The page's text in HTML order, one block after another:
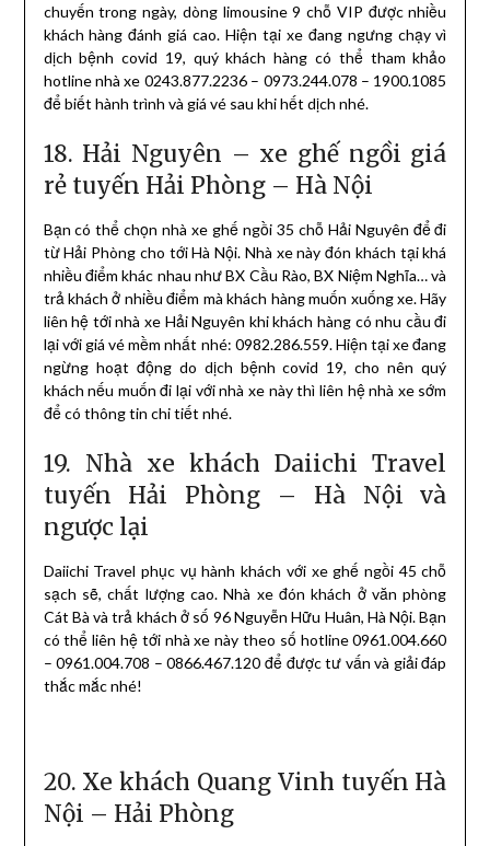
chuyến trong ngày, dòng limousine 9 chỗ VIP được nhiều
khách hàng đánh giá cao. Hiện tại xe đang ngưng chạy vì
dịch bệnh covid 19, quý khách hàng có thể tham khảo
hotline nhà xe 0243.877.2236 – 0973.244.078 – 1900.1085
để biết hành trình và giá vé sau khi hết dịch nhé.
18. Hải Nguyên – xe ghế ngồi giá
rẻ tuyến Hải Phòng – Hà Nội
Bạn có thể chọn nhà xe ghế ngồi 35 chỗ Hải Nguyên để đi
từ Hải Phòng cho tới Hà Nội. Nhà xe này đón khách tại khá
nhiều điểm khác nhau như BX Cầu Rào, BX Niệm Nghĩa… và
trả khách ở nhiều điểm mà khách hàng muốn xuống xe. Hãy
liên hệ tới nhà xe Hải Nguyên khi khách hàng có nhu cầu đi
lại với giá vé mềm nhất nhé: 0982.286.559. Hiện tại xe đang
ngừng hoạt động do dịch bệnh covid 19, cho nên quý
khách nếu muốn đi lại với nhà xe này thì liên hệ nhà xe sớm
để có thông tin chi tiết nhé.
19. Nhà xe khách Daiichi Travel
tuyến Hải Phòng – Hà Nội và
ngược lại
Daiichi Travel phục vụ hành khách với xe ghế ngồi 45 chỗ
sạch sẽ, chất lượng cao. Nhà xe đón khách ở văn phòng
Cát Bà và trả khách ở số 96 Nguyễn Hữu Huân, Hà Nội. Bạn
có thể liên hệ tới nhà xe này theo số hotline 0961.004.660
– 0961.004.708 – 0866.467.120 để được tư vấn và giải đáp
thắc mắc nhé!
20. Xe khách Quang Vinh tuyến Hà
Nội – Hải Phòng